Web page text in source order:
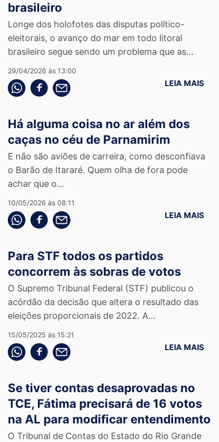
brasileiro
Longe dos holofotes das disputas político-
eleitorais, o avanço do mar em todo litoral
brasileiro segue sendo um problema que as...
29/04/2026 às 13:00
Compartilhe pelo whatsapp
Compartilhar no facebook
Compartilhe pelo email LEIA MAIS
Há alguma coisa no ar além dos
caças no céu de Parnamirim
E não são aviões de carreira, como desconfiava
o Barão de Itararé. Quem olha de fora pode
achar que o...
10/05/2026 às 08:11
Compartilhe pelo whatsapp
Compartilhar no facebook
Compartilhe pelo email LEIA MAIS
Para STF todos os partidos
concorrem às sobras de votos
O Supremo Tribunal Federal (STF) publicou o
acórdão da decisão que altera o resultado das
eleições proporcionais de 2022. A...
15/05/2025 às 15:21
Compartilhe pelo whatsapp
Compartilhar no facebook
Compartilhe pelo email LEIA MAIS
Se tiver contas desaprovadas no
TCE, Fátima precisará de 16 votos
na AL para modificar entendimento
O Tribunal de Contas do Estado do Rio Grande